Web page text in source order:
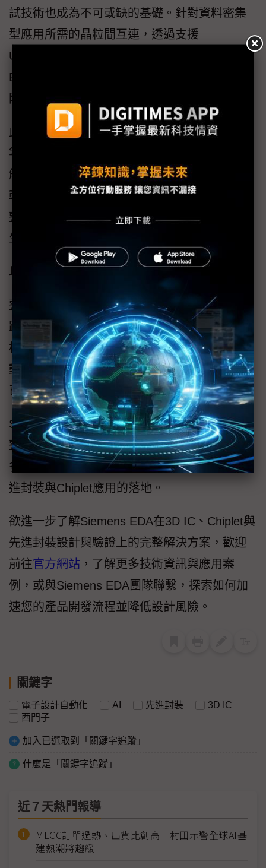
試技術也成為不可或缺的基礎。針對資料密集
型應用所需的晶粒間互連，透過支援
UCIe（Universal Chiplet Interconnect
Express）標準的驗證解決方案，可協助設計團
隊確保互通性並提升系統擴展彈性。
此外，在3D IC測試方面，透過支援IEEE 1838
等標準的DFT（Design for Test）技術，可有效
解決多晶粒堆疊架構下的測試存取與驗證挑
戰，確保每一顆晶粒與模組在封裝後仍具備完
整的可測試性與品質保障，進一步強化Chiplet
生態系的發展基礎。
以AI與平台化整合 驅動3D IC設計邁向新世代
整體而言，3D IC設計正從單一晶片優化，轉向
跨晶粒、跨封裝與跨領域整合的系統層級設計
模式。隨著設計複雜度快速提升，結合AI、自
動化流程與數位孿生技術的平台化解決方案，
已成為加速創新與確保產品可靠度的關鍵。
Siemens EDA透過整合設計、驗證與測試的完
整3D IC解決方案，協助客戶在設計初期即掌握
多物理風險，提升跨團隊協同效率，並加速先
進封裝與Chiplet應用的落地。
欲進一步了解Siemens EDA在3D IC、Chiplet與
先進封裝設計與驗證上的完整解決方案，歡迎
前往官方網站 ，了解更多技術資訊與應用案
例，或與Siemens EDA團隊聯繫，探索如何加
速您的產品開發流程並降低設計風險。
關鍵字
電子設計自動化 AI 先進封裝
3D IC
西門子
加入已選取到「關鍵字追蹤」
什麼是「關鍵字追蹤」
近７天熱門報導
MLCC訂單過熱、出貨比創高 村田示警全球AI基
建熱潮將趨緩